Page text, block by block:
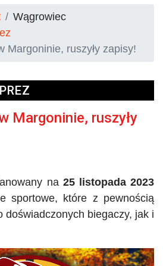
Wągrowiec
Margoninie, ruszyły zapisy!
Margoninie, ruszyły
na 25 listopada 2023
sportowe, które z pewnością
doświadczonych biegaczy, jak i